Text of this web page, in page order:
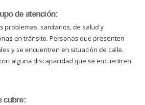
de atención:
problemas, sanitarios, de salud y
en tránsito. Personas que presenten
y se encuentren en situación de calle.
alguna discapacidad que se encuentren
cubre: